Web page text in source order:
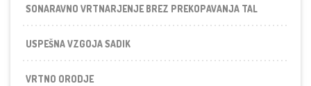
SONARAVNO VRTNARJENJE BREZ PREKOPAVANJA TAL
USPEŠNA VZGOJA SADIK
VRTNO ORODJE